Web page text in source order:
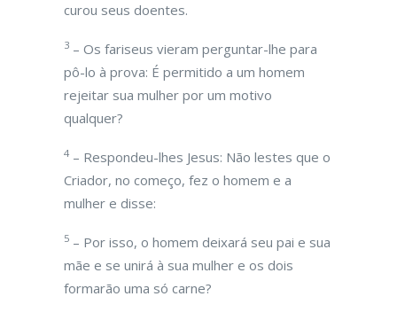
curou seus doentes.
3 – Os fariseus vieram perguntar-lhe para
pô-lo à prova: É permitido a um homem
rejeitar sua mulher por um motivo
qualquer?
4 – Respondeu-lhes Jesus: Não lestes que o
Criador, no começo, fez o homem e a
mulher e disse:
5 – Por isso, o homem deixará seu pai e sua
mãe e se unirá à sua mulher e os dois
formarão uma só carne?